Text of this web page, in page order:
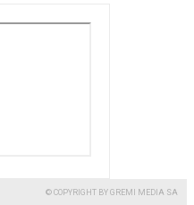
© COPYRIGHT BY GREMI MEDIA SA